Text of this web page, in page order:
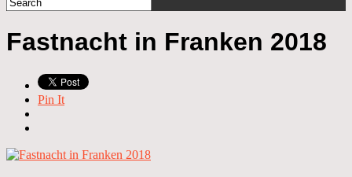
Fastnacht in Franken 2018
Pin It